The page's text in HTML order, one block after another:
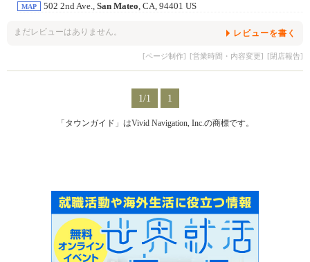
MAP 502 2nd Ave., San Mateo, CA, 94401 US
まだレビューはありません。 レビューを書く
[ページ制作] [営業時間・内容変更] [閉店報告]
1/1 1
「タウンガイド」はVivid Navigation, Inc.の商標です。